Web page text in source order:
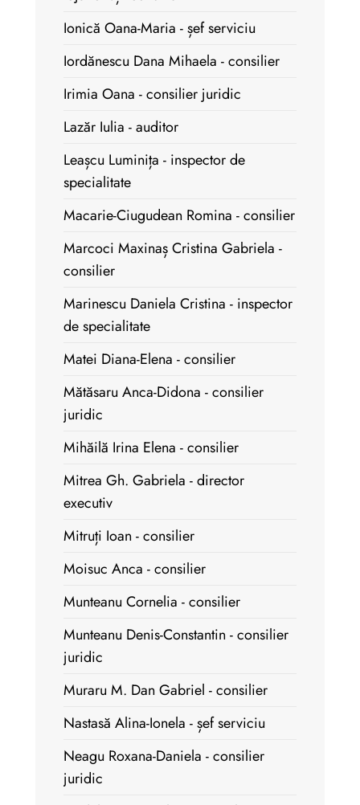
Ionică Oana-Maria - șef serviciu
Iordănescu Dana Mihaela - consilier
Irimia Oana - consilier juridic
Lazăr Iulia - auditor
Leașcu Luminița - inspector de
specialitate
Macarie-Ciugudean Romina - consilier
Marcoci Maxinaș Cristina Gabriela -
consilier
Marinescu Daniela Cristina - inspector
de specialitate
Matei Diana-Elena - consilier
Mătăsaru Anca-Didona - consilier
juridic
Mihăilă Irina Elena - consilier
Mitrea Gh. Gabriela - director
executiv
Mitruți Ioan - consilier
Moisuc Anca - consilier
Munteanu Cornelia - consilier
Munteanu Denis-Constantin - consilier
juridic
Muraru M. Dan Gabriel - consilier
Nastasă Alina-Ionela - șef serviciu
Neagu Roxana-Daniela - consilier
juridic